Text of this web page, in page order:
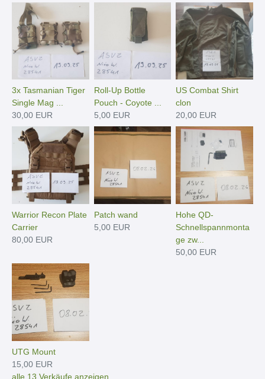
3x Tasmanian Tiger
Single Mag ...
30,00 EUR
Roll-Up Bottle
Pouch - Coyote ...
5,00 EUR
US Combat Shirt
clon
20,00 EUR
Warrior Recon Plate
Carrier
80,00 EUR
Patch wand
5,00 EUR
Hohe QD-
Schnellspannmonta
ge zw...
50,00 EUR
UTG Mount
15,00 EUR
alle 13 Verkäufe anzeigen